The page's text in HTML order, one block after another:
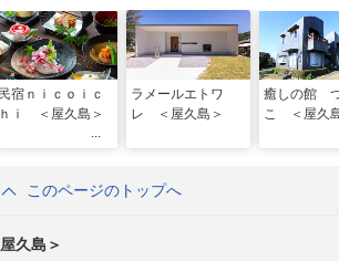
民宿ｎｉｃｏｉｃ
ｈｉ ＜屋久島＞
ラメールエトワ
レ ＜屋久島＞
癒しの館
こ ＜屋久
このページのトップへ
久島＞